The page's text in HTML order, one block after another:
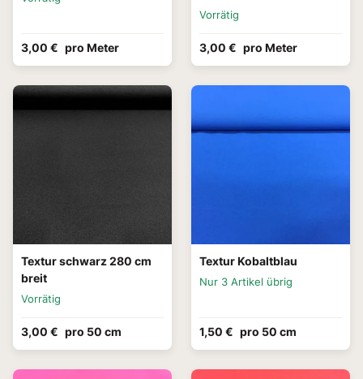
3,00 € pro Meter
Vorrätig
3,00 € pro Meter
Textur schwarz 280 cm
breit
Vorrätig
3,00 € pro 50 cm
Textur Kobaltblau
Nur 3 Artikel übrig
1,50 € pro 50 cm